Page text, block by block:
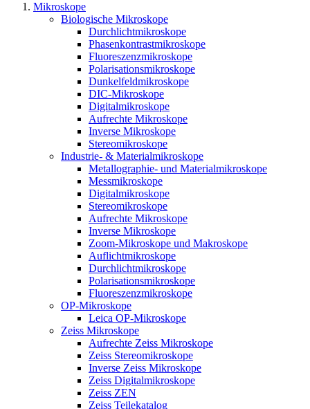
Mikroskope
Biologische Mikroskope
Durchlichtmikroskope
Phasenkontrastmikroskope
Fluoreszenzmikroskope
Polarisationsmikroskope
Dunkelfeldmikroskope
DIC-Mikroskope
Digitalmikroskope
Aufrechte Mikroskope
Inverse Mikroskope
Stereomikroskope
Industrie- & Materialmikroskope
Metallographie- und Materialmikroskope
Messmikroskope
Digitalmikroskope
Stereomikroskope
Aufrechte Mikroskope
Inverse Mikroskope
Zoom-Mikroskope und Makroskope
Auflichtmikroskope
Durchlichtmikroskope
Polarisationsmikroskope
Fluoreszenzmikroskope
OP-Mikroskope
Leica OP-Mikroskope
Zeiss Mikroskope
Aufrechte Zeiss Mikroskope
Zeiss Stereomikroskope
Inverse Zeiss Mikroskope
Zeiss Digitalmikroskope
Zeiss ZEN
Zeiss Teilekatalog